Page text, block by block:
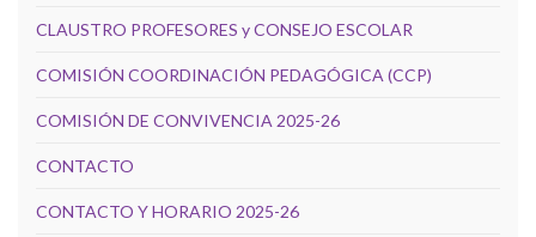
CLAUSTRO PROFESORES y CONSEJO ESCOLAR
COMISIÓN COORDINACIÓN PEDAGÓGICA (CCP)
COMISIÓN DE CONVIVENCIA 2025-26
CONTACTO
CONTACTO Y HORARIO 2025-26